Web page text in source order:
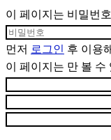
이 페이지는 비밀번
먼저 로그인 후 이용
이 페이지는 만 볼 수